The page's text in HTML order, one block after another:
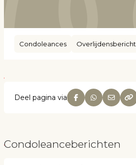
Condoleances Overlijdensbericht
Deel pagina via
Condoleanceberichten